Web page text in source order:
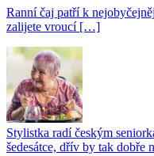
Ranní čaj patří k
zalijete vroucí […]
Stylistka radí českým
šedesátce, dřív by tak dobře